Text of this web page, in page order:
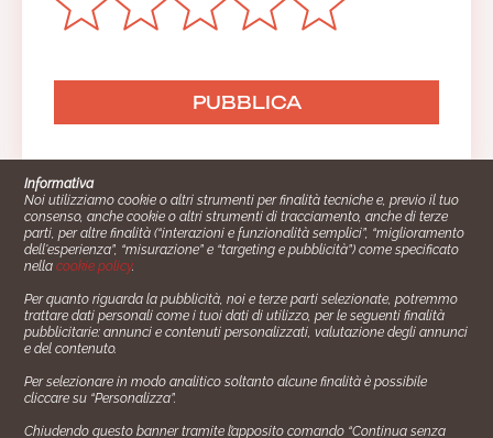
Cucinare.it è un marchio commerciale di Impiego24.it s.r.l.
copyright 2014 - 2024 P.IVA: 03406490130
Azienda certiﬁcata ISO 27001 numero: SNR 73140386/89/I
- Azienda certiﬁcata ISO 9001 numero: SNR
Informativa
Noi utilizziamo cookie o altri strumenti per finalità tecniche e, previo il tuo
consenso, anche cookie o altri strumenti di tracciamento, anche di terze
parti, per altre finalità (“interazioni e funzionalità semplici”, “miglioramento
dell'esperienza”, “misurazione” e “targeting e pubblicità”) come specificato
nellacookie policy.
Per quanto riguarda la pubblicità, noi e terze parti selezionate, potremmo
trattare dati personali come i tuoi dati di utilizzo, per le seguenti finalità
pubblicitarie: annunci e contenuti personalizzati, valutazione degli annunci
e del contenuto.
Per selezionare in modo analitico soltanto alcune finalità è possibile
cliccare su “Personalizza”.
Chiudendo questo banner tramite l’apposito comando “Continua senza